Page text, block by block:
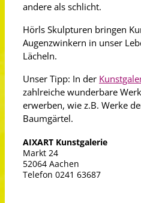
andere als schlicht.
Hörls Skulpturen bringen
Augenzwinkern in unser
Lächeln.
Unser Tipp: In der
zahlreiche wunderbare
erwerben, wie z.B. Werke
Baumgärtel.
AIXART Kunstgalerie
Markt 24
52064 Aachen
Telefon 0241 63687